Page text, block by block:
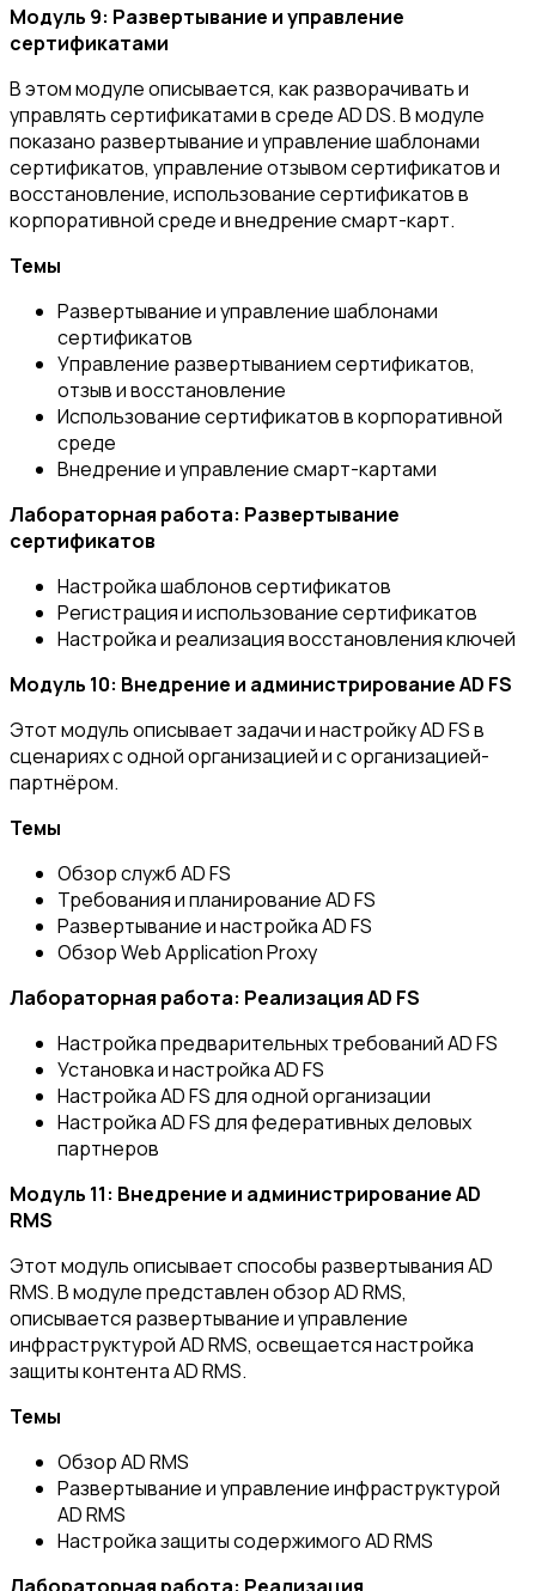
Модуль 9: Развертывание и управление
сертификатами
В этом модуле описывается, как разворачивать и
управлять сертификатами в среде AD DS. В модуле
показано развертывание и управление шаблонами
сертификатов, управление отзывом сертификатов и
восстановление, использование сертификатов в
корпоративной среде и внедрение смарт-карт.
Темы
Развертывание и управление шаблонами
сертификатов
Управление развертыванием сертификатов,
отзыв и восстановление
Использование сертификатов в корпоративной
среде
Внедрение и управление смарт-картами
Лабораторная работа: Развертывание
сертификатов
Настройка шаблонов сертификатов
Регистрация и использование сертификатов
Настройка и реализация восстановления ключей
Модуль 10: Внедрение и администрирование AD FS
Этот модуль описывает задачи и настройку AD FS в
сценариях с одной организацией и с организацией-
партнёром.
Темы
Обзор служб AD FS
Требования и планирование AD FS
Развертывание и настройка AD FS
Обзор Web Application Proxy
Лабораторная работа: Реализация AD FS
Настройка предварительных требований AD FS
Установка и настройка AD FS
Настройка AD FS для одной организации
Настройка AD FS для федеративных деловых
партнеров
Модуль 11: Внедрение и администрирование AD
RMS
Этот модуль описывает способы развертывания AD
RMS. В модуле представлен обзор AD RMS,
описывается развертывание и управление
инфраструктурой AD RMS, освещается настройка
защиты контента AD RMS.
Темы
Обзор AD RMS
Развертывание и управление инфраструктурой
AD RMS
Настройка защиты содержимого AD RMS